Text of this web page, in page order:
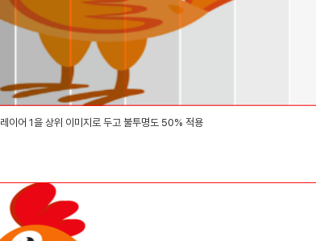
레이어 1을 상위 이미지로 두고 불투명도 50% 적용